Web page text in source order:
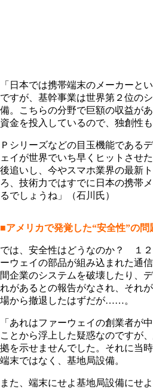
「日本では携帯端末のメーカーと
ですが、基幹事業は世界第２位の
備。こちらの分野で巨額の収益が
資金を投入しているので、独創性
Ｐシリーズなどの目玉機能である
ェイが世界でいち早くヒットさせ
後追いし、今やスマホ業界の最新
ろ、技術力ではすでに日本の携帯
るでしょうね」（石川氏）
■アメリカで発覚した“安全性”の問
では、安全性はどうなのか？ １
ーウェイの部品が組み込まれた通
間企業のシステムを破壊したり、
れがあるとの報告がなされ、それ
場から撤退したはずだが……。
「あれはファーウェイの創業者が
ことから浮上した疑惑なのですが
拠を示せませんでした。それに当
端末ではなく、基地局設備。
また、端末にせよ基地局設備にせ